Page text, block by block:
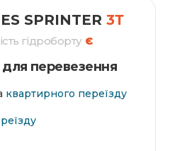
SPRINTER 3Т
гідроборту Є
перевезення
квартирного переїзду